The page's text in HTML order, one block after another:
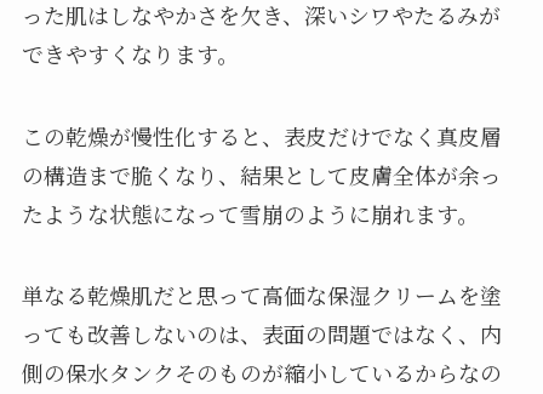
った肌はしなやかさを欠き、深いシワやたるみが
できやすくなります。
この乾燥が慢性化すると、表皮だけでなく真皮層
の構造まで脆くなり、結果として皮膚全体が余っ
たような状態になって雪崩のように崩れます。
単なる乾燥肌だと思って高価な保湿クリームを塗
っても改善しないのは、表面の問題ではなく、内
側の保水タンクそのものが縮小しているからなの